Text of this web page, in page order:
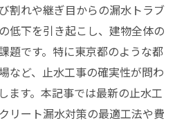
割れや継ぎ目からの漏水トラブ
低下を引き起こし、建物全体の
題です。特に東京都のような都
など、止水工事の確実性が問わ
ます。本記事では最新の止水工
リート漏水対策の最適工法や費